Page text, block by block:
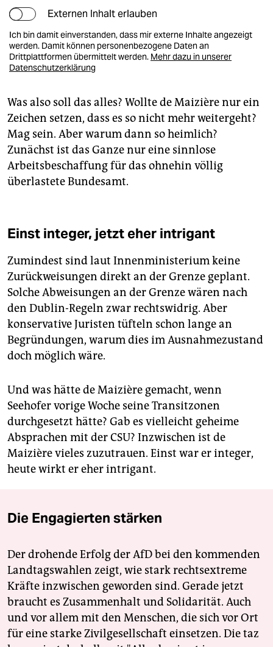
Externen Inhalt erlauben
Ich bin damit einverstanden, dass mir externe Inhalte angezeigt
werden. Damit können personenbezogene Daten an
Drittplattformen übermittelt werden. Mehr dazu in unserer
Datenschutzerklärung
Was also soll das alles? Wollte de Maizière nur ein
Zeichen setzen, dass es so nicht mehr weitergeht?
Mag sein. Aber warum dann so heimlich?
Zunächst ist das Ganze nur eine sinnlose
Arbeitsbeschaffung für das ohnehin völlig
überlastete Bundesamt.
Einst integer, jetzt eher intrigant
Zumindest sind laut Innenministerium keine
Zurückweisungen direkt an der Grenze geplant.
Solche Abweisungen an der Grenze wären nach
den Dublin-Regeln zwar rechtswidrig. Aber
konservative Juristen tüfteln schon lange an
Begründungen, warum dies im Ausnahmezustand
doch möglich wäre.
Und was hätte de Maizière gemacht, wenn
Seehofer vorige Woche seine Transitzonen
durchgesetzt hätte? Gab es vielleicht geheime
Absprachen mit der CSU? Inzwischen ist de
Maizière vieles zuzutrauen. Einst war er integer,
heute wirkt er eher intrigant.
Die Engagierten stärken
Der drohende Erfolg der AfD bei den kommenden
Landtagswahlen zeigt, wie stark rechtsextreme
Kräfte inzwischen geworden sind. Gerade jetzt
braucht es Zusammenhalt und Solidarität. Auch
und vor allem mit den Menschen, die sich vor Ort
für eine starke Zivilgesellschaft einsetzen. Die taz